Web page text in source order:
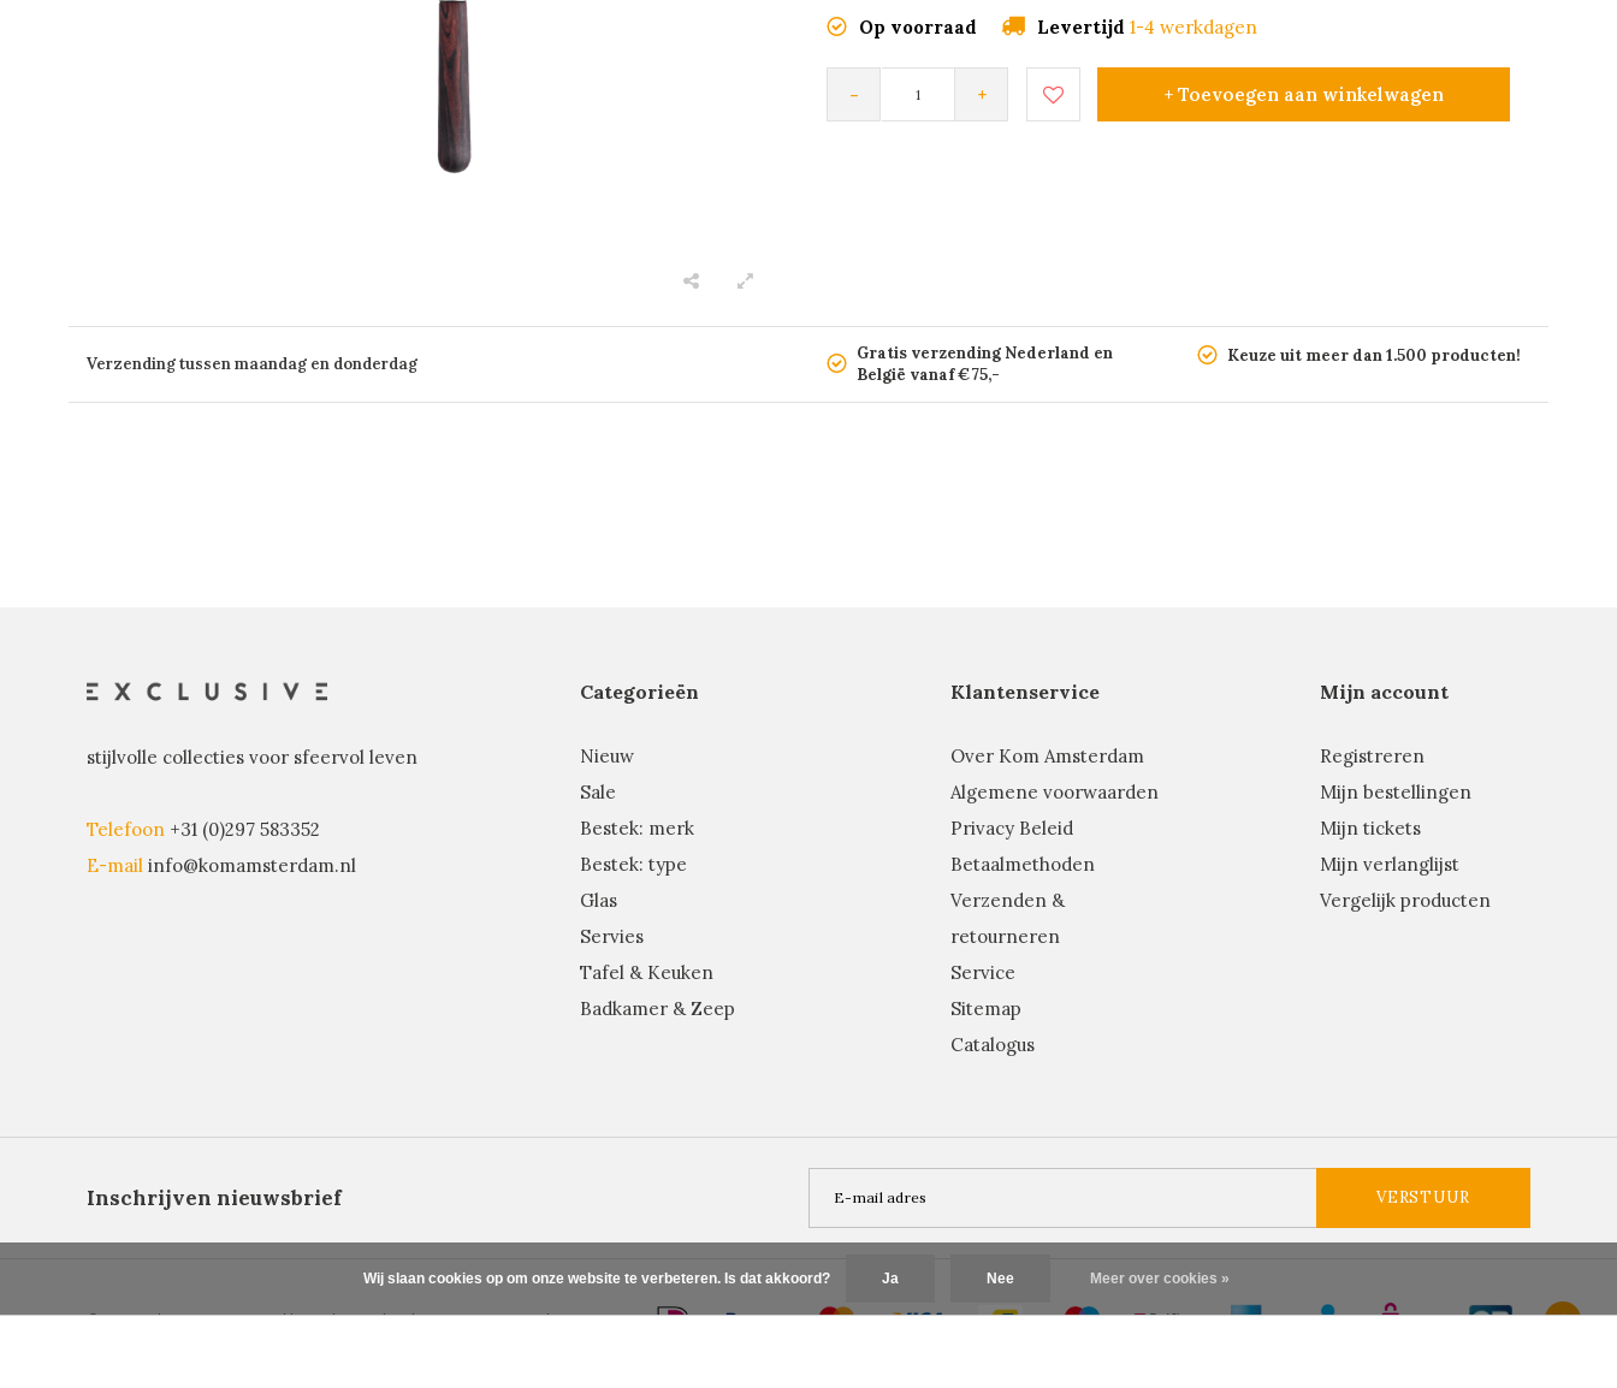
Op voorraad Levertijd 1-4 werkdagen
- + + Toevoegen aan winkelwagen
Verzending tussen maandag en donderdag
Gratis verzending Nederland en
België vanaf €75,-
Keuze uit meer dan 1.500 producten!
stijlvolle collecties voor sfeervol leven
Telefoon +31 (0)297 583352
E-mail info@komamsterdam.nl
Categorieën
Nieuw
Sale
Bestek: merk
Bestek: type
Glas
Servies
Tafel & Keuken
Badkamer & Zeep
Klantenservice
Over Kom Amsterdam
Algemene voorwaarden
Privacy Beleid
Betaalmethoden
Verzenden &
retourneren
Service
Sitemap
Catalogus
Mijn account
Registreren
Mijn bestellingen
Mijn tickets
Mijn verlanglijst
Vergelijk producten
Inschrijven nieuwsbrief VERSTUUR
© Copyright 2026 - Powered byLightspeed- Theme ByDMWSxPlus+
Wij slaan cookies op om onze website te verbeteren. Is dat akkoord? Ja Nee Meer over cookies »